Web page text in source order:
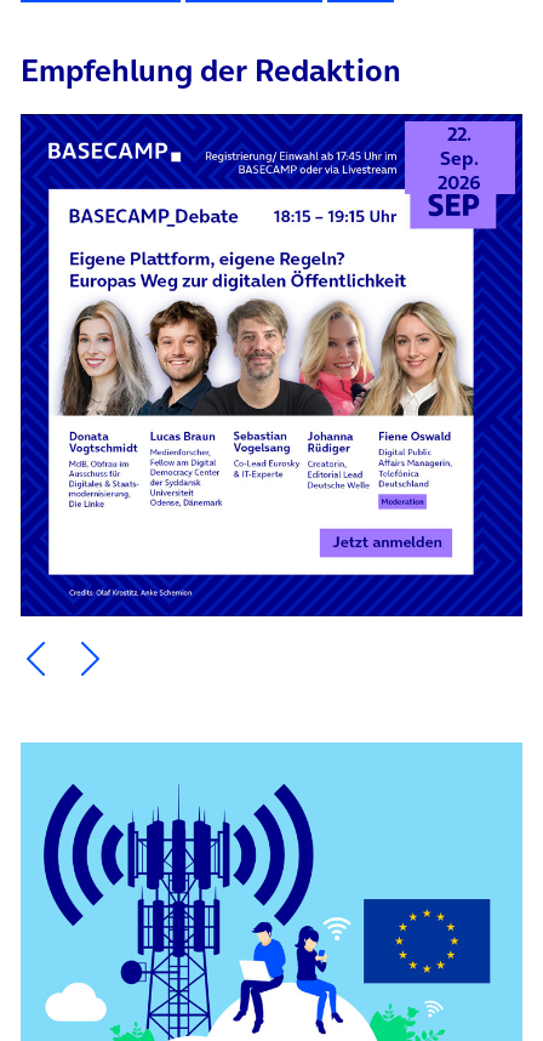
Empfehlung der Redaktion
22.
Sep.
2026
Ein Element zurück blättern
Ein Element weiter blättern